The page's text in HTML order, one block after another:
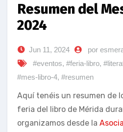
Resumen del
2024
Jun 11, 2024 por
#eventos, #feria-libro,
#mes-libro-4, #resumen
Aquí tenéis un resumen de
feria del libro de Mérida
organizamos desde la